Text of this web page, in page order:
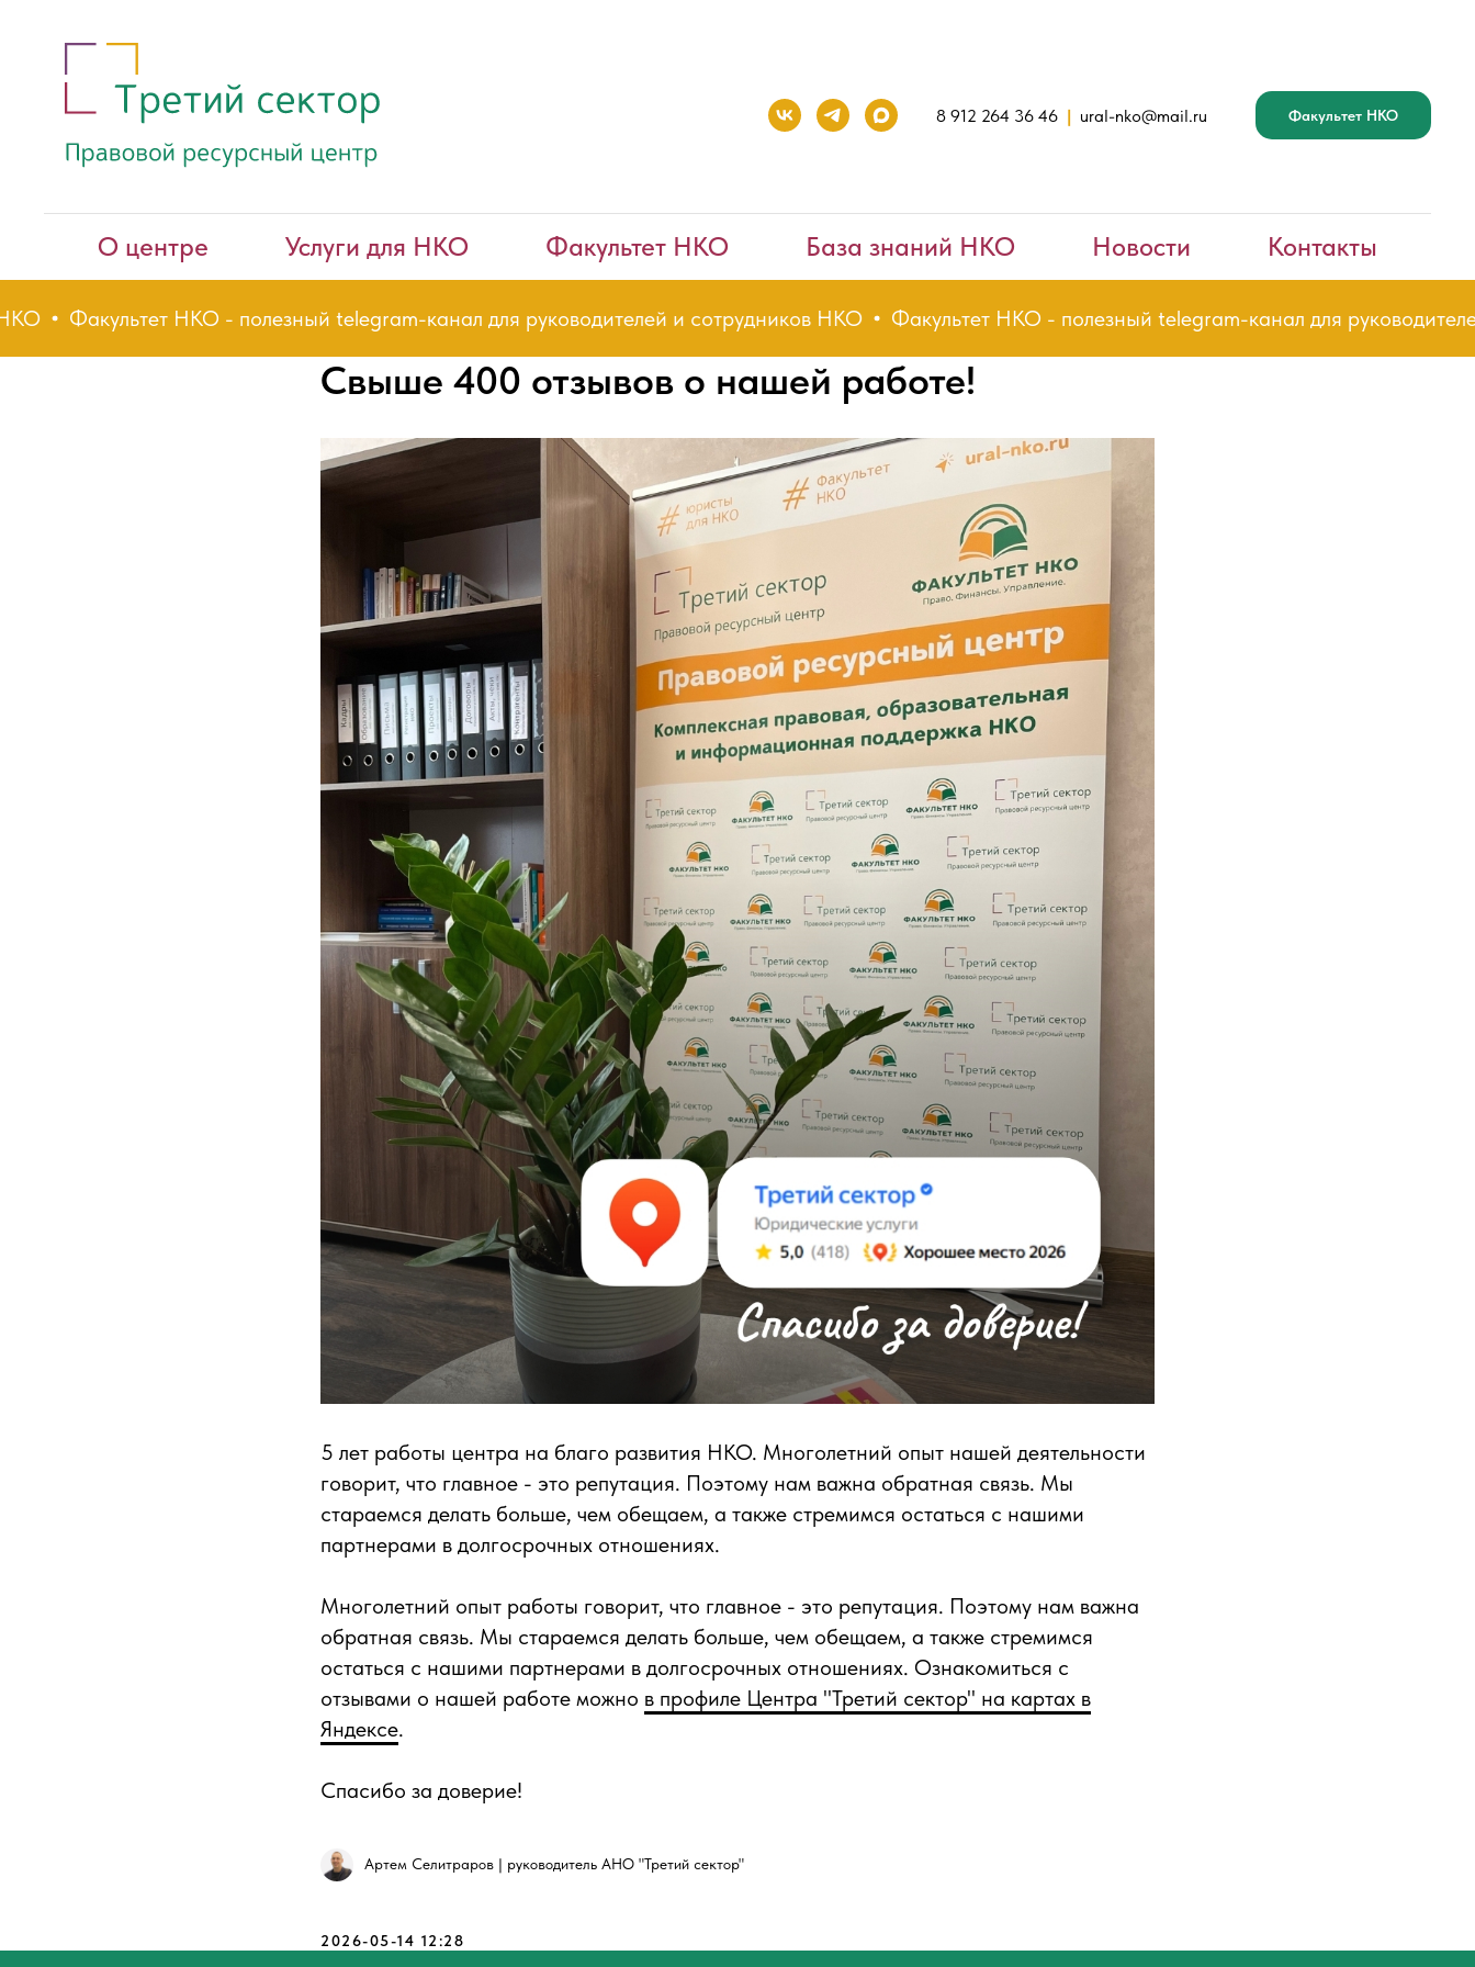
8 912 264 36 46 | ural-nko@mail.ru Факультет НКО
О центре Услуги для НКО Факультет НКО База знаний НКО Новости Контакты
Факультет НКО - полезный telegram-канал для руководителей и сотрудников НКО Факультет НКО - полезный telegram-канал для руководителей
Свыше 400 отзывов о нашей работе!
5 лет работы центра на благо развития НКО. Многолетний опыт нашей деятельности
говорит, что главное - это репутация. Поэтому нам важна обратная связь. Мы
стараемся делать больше, чем обещаем, а также стремимся остаться с нашими
партнерами в долгосрочных отношениях.
Многолетний опыт работы говорит, что главное - это репутация. Поэтому нам важна
обратная связь. Мы стараемся делать больше, чем обещаем, а также стремимся
остаться с нашими партнерами в долгосрочных отношениях. Ознакомиться с
отзывами о нашей работе можно в профиле Центра "Третий сектор" на картах в
Яндексе.
Спасибо за доверие!
Артем Селитраров | руководитель АНО "Третий сектор"
2026-05-14 12:28